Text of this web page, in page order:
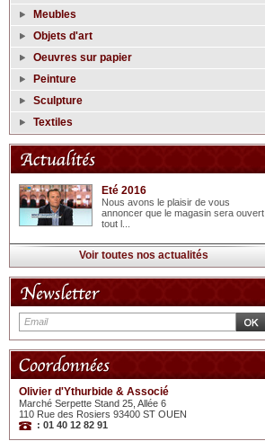
Meubles
Objets d'art
Oeuvres sur papier
Peinture
Sculpture
Textiles
Eté 2016
Nous avons le plaisir de vous
annoncer que le magasin sera ouvert
tout l...
Voir toutes nos actualités
Olivier d'Ythurbide & Associé
Marché Serpette Stand 25, Allée 6
110 Rue des Rosiers 93400 ST OUEN
: 01 40 12 82 91